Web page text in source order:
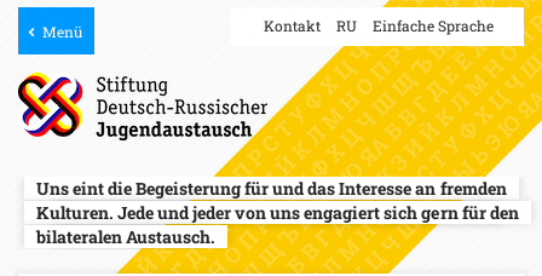
Menü Kontakt RU Einfache Sprache
Uns eint die Begeisterung für und das Interesse an fremden
Kulturen. Jede und jeder von uns engagiert sich gern für den
bilateralen Austausch.